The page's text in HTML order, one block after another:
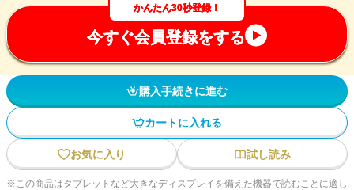
かんたん30秒登録！
今すぐ会員登録をする
購入手続きに進む
カートに入れる
お気に入り 試し読み
※この商品はタブレットなど大きなディスプレイを備えた機器で読むことに適し